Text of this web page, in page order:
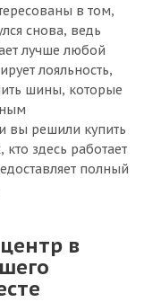
в том,
снова, ведь
лучше любой
лояльность,
шины, которые
вы решили купить
здесь работает
полный
в